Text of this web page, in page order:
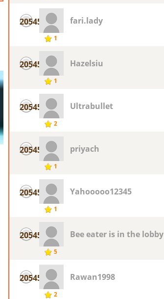
20545
1
fari.lady
20545
1
Hazelsiu
20545
2
Ultrabullet
20545
1
priyach
20545
1
Yahooooo12345
20545
5
Bee eater is in the lobby
20545
2
Rawan1998